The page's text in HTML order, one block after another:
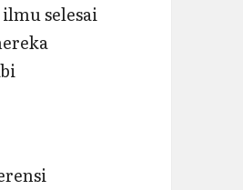
selesai